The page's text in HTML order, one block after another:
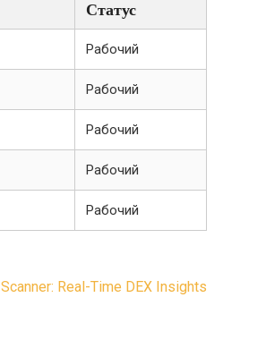
Статус
Рабочий
Рабочий
Рабочий
Рабочий
Рабочий
Real-Time DEX Insights